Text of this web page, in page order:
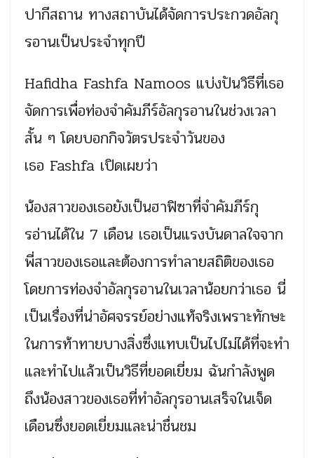
ปากีสถาน ทางสถาบันได้จัดการประกวดอัลกุ
รอานเป็นประจำทุกปี
Hafidha Fashfa Namoos แบ่งปันวิธีที่เธอ
จัดการเพื่อท่องจำคัมภีร์อัลกุรอานในช่วงเวลา
สั้น ๆ โดยบอกกิจวัตรประจำวันของ
เธอ Fashfa เปิดเผยว่า
น้องสาวของเธอยังเป็นฮาฟิซาที่จำคัมภีร์กุ
รอ่านได้ใน 7 เดือน เธอเป็นแรงบันดาลใจจาก
พี่สาวของเธอและต้องการทำลายสถิติของเธอ
โดยการท่องจำอัลกุรอานในเวลาน้อยกว่าเธอ นี่
เป็นเรื่องที่น่าอัศจรรย์อย่างแท้จริงเพราะทักษะ
ในการท้าทายบางสิ่งซึ่งแทบเป็นไปไม่ได้ที่จะทำ
และทำไปแล้วเป็นวิธีที่ยอดเยี่ยม ฉันกำลังพูด
ถึงน้องสาวของเธอที่ทำอัลกุรอานเสร็จในเจ็ด
เดือนซึ่งยอดเยี่ยมและน่าชื่นชม